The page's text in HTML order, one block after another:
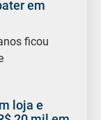
em
ficou
loja e